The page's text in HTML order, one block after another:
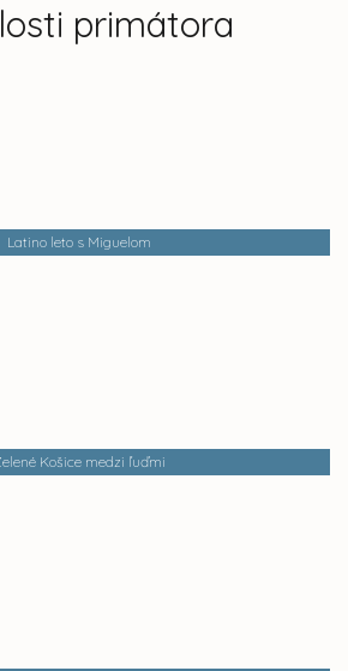
primátora
Latino leto s Miguelom
Košice medzi ľuďmi